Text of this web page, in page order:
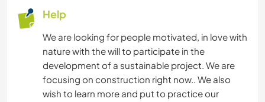
Help
We are looking for people motivated, in love with
nature with the will to participate in the
development of a sustainable project. We are
focusing on construction right now.. We also
wish to learn more and put to practice our